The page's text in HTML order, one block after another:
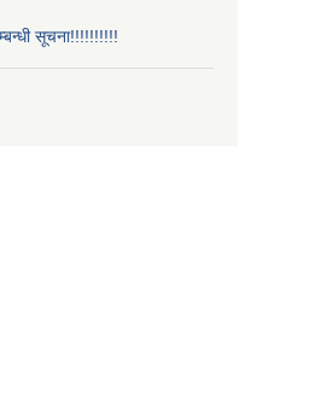
सूचना!!!!!!!!!!